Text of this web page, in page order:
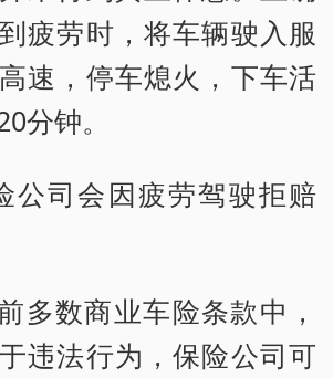
疲劳时，将车辆驶入服
速，停车熄火，下车活
分钟。
公司会因疲劳驾驶拒赔
多数商业车险条款中，
违法行为，保险公司可